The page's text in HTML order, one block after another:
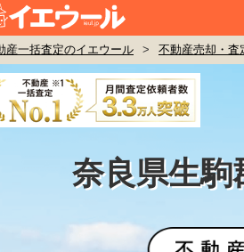
産一括査定のイエウール > 不動産売却・査
奈良県生